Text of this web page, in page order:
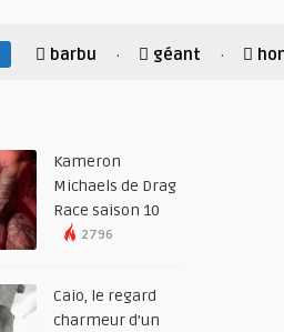
barbu · géant ·
Kameron
Michaels de Drag
Race saison 10
2796
Caio, le regard
charmeur d’un